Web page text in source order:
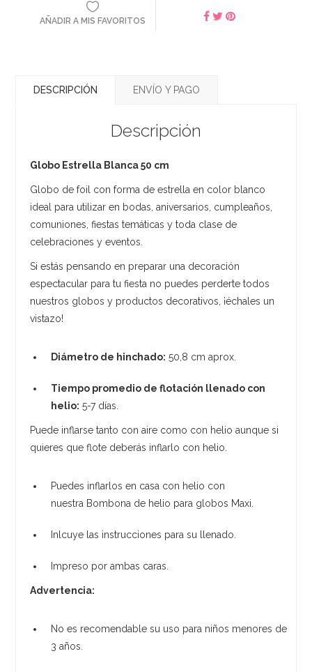
AÑADIR A MIS FAVORITOS
DESCRIPCIÓN ENVÍO Y PAGO
Descripción
Globo Estrella Blanca 50 cm
Globo de foil con forma de estrella en color blanco
ideal para utilizar en bodas, aniversarios, cumpleaños,
comuniones, fiestas temáticas y toda clase de
celebraciones y eventos.
Si estás pensando en preparar una decoración
espectacular para tu fiesta no puedes perderte todos
nuestros globos y productos decorativos, ¡échales un
vistazo!
Diámetro de hinchado: 50,8 cm aprox.
Tiempo promedio de flotación llenado con
helio: 5-7 días.
Puede inflarse tanto con aire como con helio aunque si
quieres que flote deberás inflarlo con helio.
Puedes inflarlos en casa con helio con
nuestra Bombona de helio para globos Maxi.
Inlcuye las instrucciones para su llenado.
Impreso por ambas caras.
Advertencia:
No es recomendable su uso para niños menores de
3 años.